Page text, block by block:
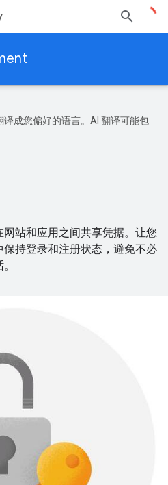
译成您偏好的语言。AI 翻译可能包
站和应用之间共享凭据。让您
持登录和注册状态，避免不必